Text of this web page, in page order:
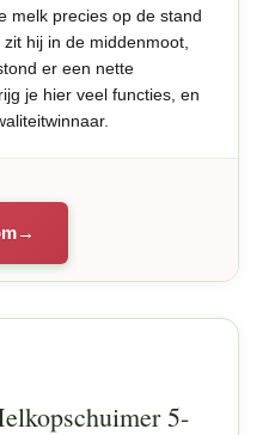
melk precies op de stand
hij in de middenmoot,
er een nette
je hier veel functies, en
5-